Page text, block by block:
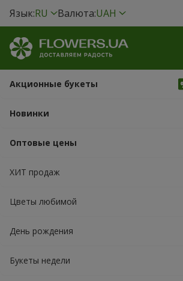
Язык:RU Валюта:UAH
Акционные букеты
Новинки
Оптовые цены
ХИТ продаж
Цветы любимой
День рождения
Букеты недели